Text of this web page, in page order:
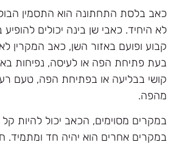
כאב בלסת התחתונה הוא התסמין
לא היחיד. כאבי שן בינה יכולים
קבוע ופועם באזור השן, כאב המקרין
בעת פתיחת הפה או לעיסה, נפיחות
קושי בבליעה או בפתיחת הפה, טעם
מהפה.
במקרים מסוימים, הכאב יכול להיות
במקרים אחרים הוא יהיה חד ומתמיד.